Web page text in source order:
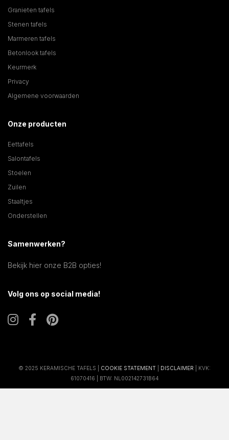
Granieten tafels
Stenen tafels
Marmeren tafels
Betonlook tafels
Keurmerk
Privacy
Algemene voorwaarden
Onze producten
Eettafels
Salontafels
Stoelen
Zuilen
Staaltjes
Onderstellen
Samenwerken?
Bekijk hier onze B2B opties!
Volg ons op social media!
© 2025 KERAMISCHE TAFELS | COOKIE STATEMENT DISCLAIMER | KVK:
61070416 | BTW: NL002142731B64